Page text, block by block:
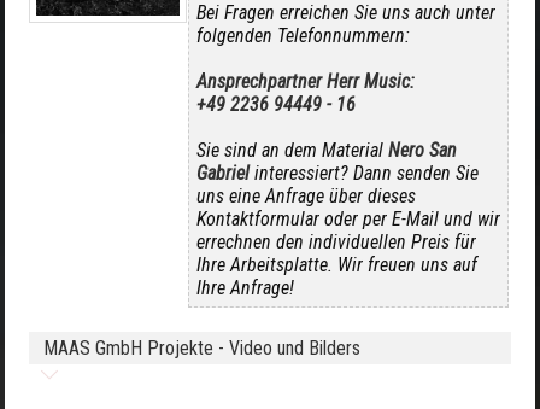
Bei Fragen erreichen Sie uns auch unter
folgenden Telefonnummern:
Ansprechpartner Herr Music:
+49 2236 94449 - 16
Sie sind an dem Material Nero San
Gabrielinteressiert? Dann senden Sie
uns eine Anfrage über dieses
Kontaktformular oder per E-Mail und wir
errechnen den individuellen Preis für
Ihre Arbeitsplatte. Wir freuen uns auf
Ihre Anfrage!
MAAS GmbH Projekte - Video und Bilders